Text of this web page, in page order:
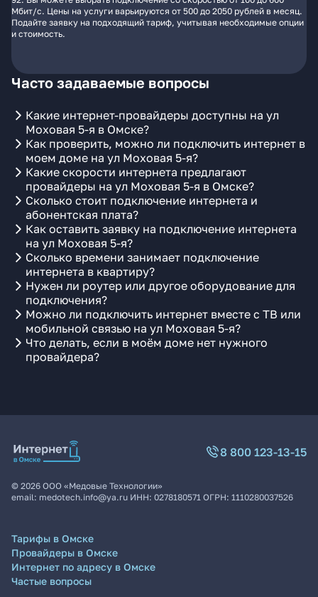
Мбит/с. Цены на услуги варьируются от 500 до 2050 рублей в месяц.
Подайте заявку на подходящий тариф, учитывая необходимые опции
и стоимость.
Часто задаваемые вопросы
Какие интернет-провайдеры доступны на ул
Моховая 5-я в Омске?
Как проверить, можно ли подключить интернет в
моем доме на ул Моховая 5-я?
Какие скорости интернета предлагают
провайдеры на ул Моховая 5-я в Омске?
Сколько стоит подключение интернета и
абонентская плата?
Как оставить заявку на подключение интернета
на ул Моховая 5-я?
Сколько времени занимает подключение
интернета в квартиру?
Нужен ли роутер или другое оборудование для
подключения?
Можно ли подключить интернет вместе с ТВ или
мобильной связью на ул Моховая 5-я?
Что делать, если в моём доме нет нужного
провайдера?
8 800 123-13-15
© 2026 ООО «Медовые Технологии»
email: medotech.info@ya.ru ИНН: 0278180571 ОГРН: 1110280037526
Тарифы в Омске
Провайдеры в Омске
Интернет по адресу в Омске
Частые вопросы